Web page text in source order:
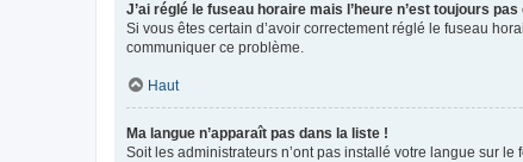
J’ai réglé le fuseau horaire mais l’heure n’est toujours
Si vous êtes certain d’avoir correctement réglé le fuseau
communiquer ce problème.
Haut
Ma langue n’apparaît pas dans la liste !
Soit les administrateurs n’ont pas installé votre langue sur